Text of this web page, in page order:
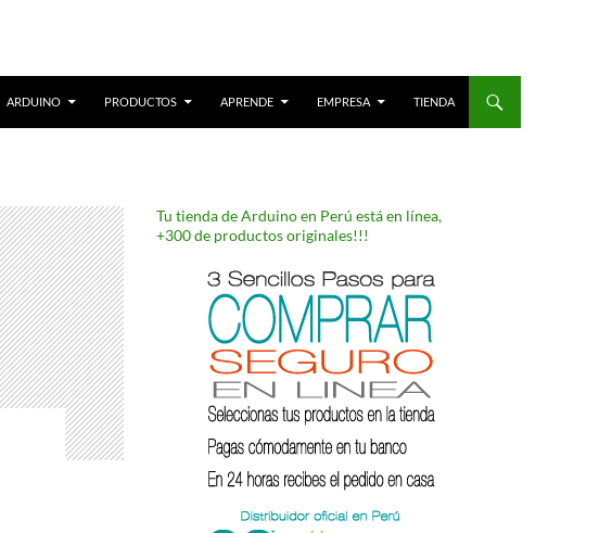
ARDUINO PRODUCTOS APRENDE EMPRESA TIENDA
Tu tienda de Arduino en Perú está en línea,
+300 de productos originales!!!